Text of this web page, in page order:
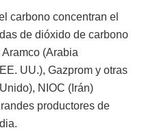
carbono concentran el
de dióxido de carbono
(Arabia
UU.), Gazprom y otras
NIOC (Irán)
productores de